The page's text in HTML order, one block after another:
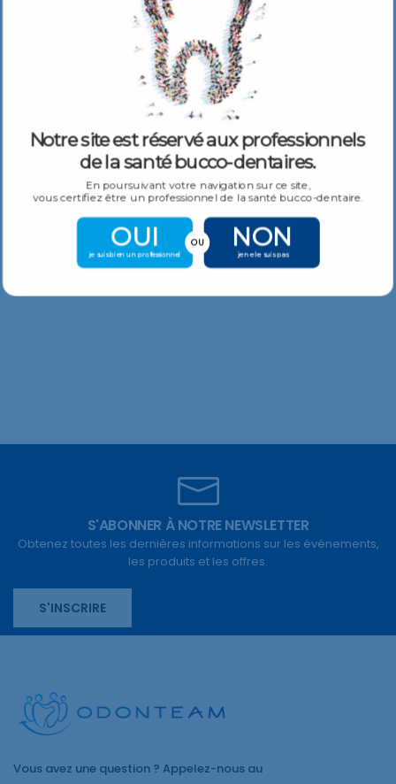
Produits Similaires
Fraise diamantee Boule conique avec collier, long
24,90€TTC
Fraise diamantee Interdentaire
19,66€–24,90
S'ABONNER À NOTRE NEWSLETTER
Obtenez toutes les dernières informations sur les événements,
les produits et les offres.
S'INSCRIRE
Vous avez une question ? Appelez-nous au
Notre site est réservé aux professionnels
de la santé bucco-dentaires.
En poursuivant votre navigation sur ce site,
vous certifiez être un professionnel de la santé bucco-dentaire.
OUI
je suis bien un professionnel
NON
je ne le suis pas
OU